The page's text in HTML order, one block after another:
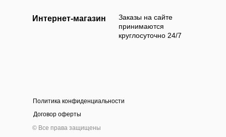
наличными
и самостоятельно выбрать и оплатить
Заказы на сайте
принимаются
круглосуточно 24/7
Интернет-магазин
© Все права защищены
Политика конфиденциальности
Договор оферты